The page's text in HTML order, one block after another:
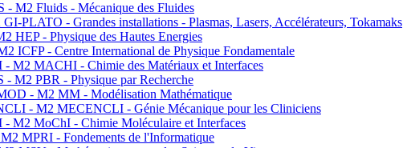
M2 Fluids - Mécanique des Fluides
PLATO - Grandes installations - Plasmas, Lasers, Accélérateurs, Tokamaks
HEP - Physique des Hautes Energies
ICFP - Centre International de Physique Fondamentale
M2 MACHI - Chimie des Matériaux et Interfaces
M2 PBR - Physique par Recherche
- M2 MM - Modélisation Mathématique
- M2 MECENCLI - Génie Mécanique pour les Cliniciens
M2 MoChI - Chimie Moléculaire et Interfaces
MPRI - Fondements de l'Informatique